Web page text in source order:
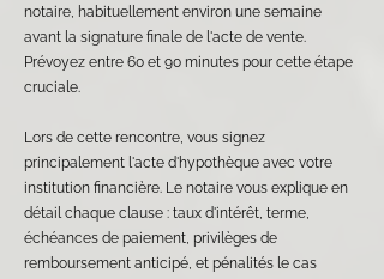
notaire, habituellement environ une semaine
avant la signature finale de l'acte de vente.
Prévoyez entre 60 et 90 minutes pour cette étape
cruciale.
Lors de cette rencontre, vous signez
principalement l'acte d'hypothèque avec votre
institution financière. Le notaire vous explique en
détail chaque clause : taux d'intérêt, terme,
échéances de paiement, privilèges de
remboursement anticipé, et pénalités le cas